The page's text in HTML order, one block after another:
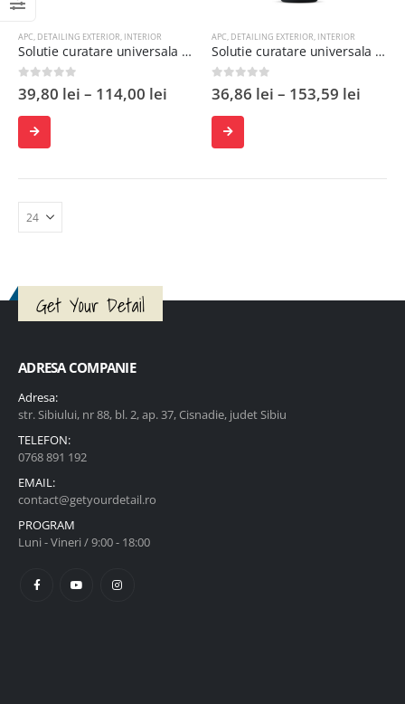
APC, DETAILING EXTERIOR, INTERIOR
Solutie curatare universala ADBL APC
0out of 5
39,80 lei – 114,00 lei
APC, DETAILING EXTERIOR, INTERIOR
Solutie curatare universala ADBL APC Pro
0out of 5
36,86 lei – 153,59 lei
Get Your Detail
ADRESA COMPANIE
Adresa:
str. Sibiului, nr 88, bl. 2, ap. 37, Cisnadie, judet Sibiu
TELEFON:
0768 891 192
EMAIL:
contact@getyourdetail.ro
PROGRAM
Luni - Vineri / 9:00 - 18:00